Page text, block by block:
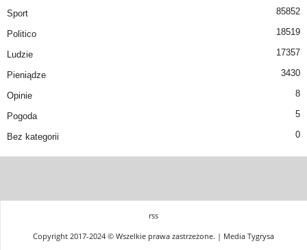
Sport 85852
Politico 18519
Ludzie 17357
Pieniądze 3430
Opinie 8
Pogoda 5
Bez kategorii 0
rss
Copyright 2017-2024 © Wszelkie prawa zastrzeżone. | Media Tygrysa